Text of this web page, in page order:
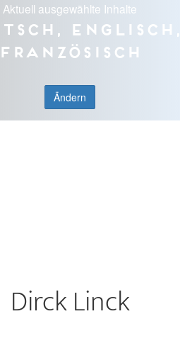
Aktuell ausgewählte Inhalte
Englisch,
Französisch
Ändern
Dirck Linck